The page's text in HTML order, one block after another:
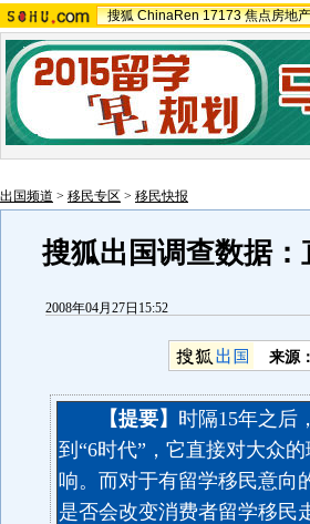
搜狐 ChinaRen 17173 焦点房地产
出国频道 > 移民专区 > 移民快报
搜狐出国调查数据
2008年04月27日15:52
来源
【提要】 时隔15年之后
到“6时代”，它直接对大众
响。而对于有留学移民意向
是否会改变消费者留学移民